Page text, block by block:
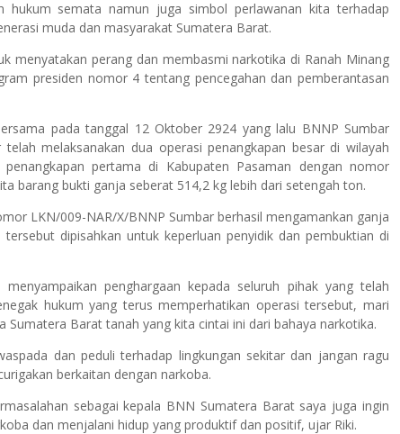
hukum semata namun juga simbol perlawanan kita terhadap
muda dan masyarakat Sumatera Barat.
menyatakan perang dan membasmi narkotika di Ranah Minang
presiden nomor 4 tentang pencegahan dan pemberantasan
pada tanggal 12 Oktober 2924 yang lalu BNNP Sumbar
melaksanakan dua operasi penangkapan besar di wilayah
pertama di Kabupaten Pasaman dengan nomor
barang bukti ganja seberat 514,2 kg lebih dari setengah ton.
LKN/009-NAR/X/BNNP Sumbar berhasil mengamankan ganja
dipisahkan untuk keperluan penyidik dan pembuktian di
penghargaan kepada seluruh pihak yang telah
hukum yang terus memperhatikan operasi tersebut, mari
Barat tanah yang kita cintai ini dari bahaya narkotika.
dan peduli terhadap lingkungan sekitar dan jangan ragu
berkaitan dengan narkoba.
sebagai kepala BNN Sumatera Barat saya juga ingin
dan menjalani hidup yang produktif dan positif, ujar Riki.